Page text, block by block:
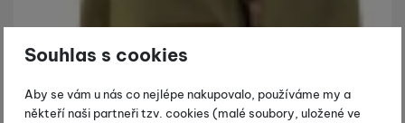
Souhlas s cookies
Aby se vám u nás co nejlépe nakupovalo, používáme my a
někteří naši partneři tzv. cookies (malé soubory, uložené ve